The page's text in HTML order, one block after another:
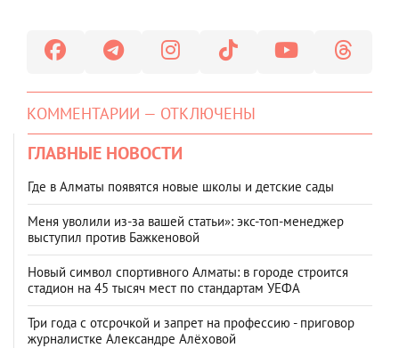
КОММЕНТАРИИ — ОТКЛЮЧЕНЫ
ГЛАВНЫЕ НОВОСТИ
Где в Алматы появятся новые школы и детские сады
Меня уволили из-за вашей статьи»: экс-топ-менеджер
выступил против Бажкеновой
Новый символ спортивного Алматы: в городе строится
стадион на 45 тысяч мест по стандартам УЕФА
Три года с отсрочкой и запрет на профессию - приговор
журналистке Александре Алёховой